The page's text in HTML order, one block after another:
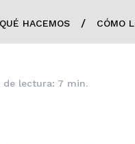
QUÉ HACEMOS / CÓMO
de lectura: 7 min.